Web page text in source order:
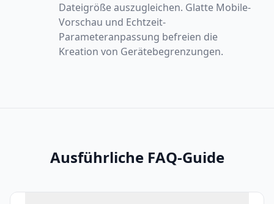
Dateigröße auszugleichen. Glatte Mobile-
Vorschau und Echtzeit-
Parameteranpassung befreien die
Kreation von Gerätebegrenzungen.
Ausführliche FAQ-Guide